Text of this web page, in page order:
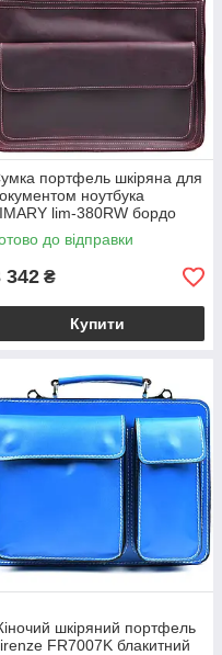
портфель шкіряна для
ноутбука
lim-380RW бордо
до відправки
342 ₴
Купити
шкіряний портфель
FR7007K блакитний